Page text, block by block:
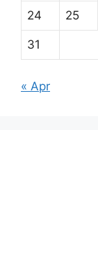
24 25
31
« Apr